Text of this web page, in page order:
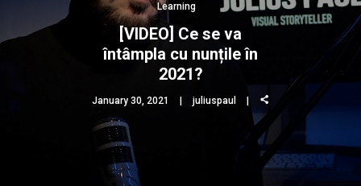
Learning
[VIDEO] Ce se va
întâmpla cu nunțile în
2021?
January 30, 2021 juliuspaul